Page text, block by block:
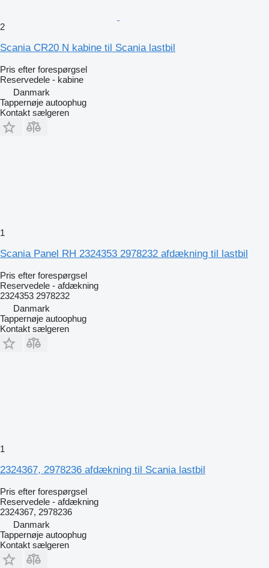
2
Scania CR20 N kabine til Scania lastbil
Pris efter forespørgsel
Reservedele - kabine
Danmark
Tappernøje autoophug
Kontakt sælgeren
1
Scania Panel RH 2324353 2978232 afdækning til lastbil
Pris efter forespørgsel
Reservedele - afdækning
2324353 2978232
Danmark
Tappernøje autoophug
Kontakt sælgeren
1
2324367, 2978236 afdækning til Scania lastbil
Pris efter forespørgsel
Reservedele - afdækning
2324367, 2978236
Danmark
Tappernøje autoophug
Kontakt sælgeren